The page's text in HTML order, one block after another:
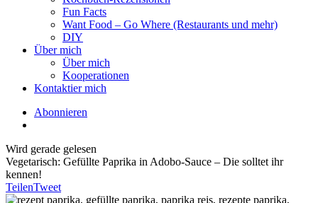
Fun Facts
Want Food – Go Where (Restaurants und mehr)
DIY
Über mich
Über mich
Kooperationen
Kontaktier mich
Abonnieren
Wird gerade gelesen
Vegetarisch: Gefüllte Paprika in Adobo-Sauce – Die solltet ihr
kennen!
TeilenTweet